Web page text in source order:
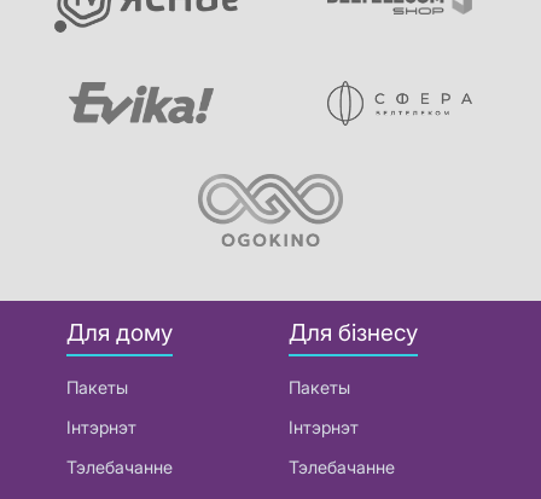
Для дому
Пакеты
Інтэрнэт
Тэлебачанне
Для бізнесу
Пакеты
Інтэрнэт
Тэлебачанне